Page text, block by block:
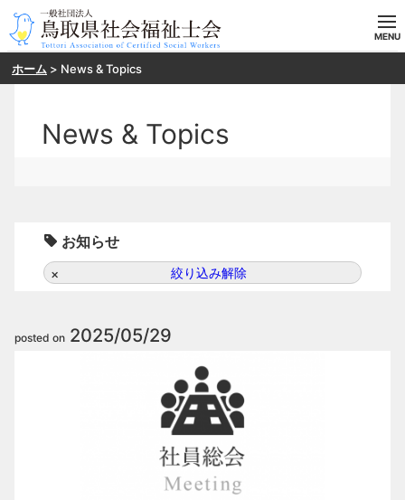
ホーム
当会の概要
研修・SV申し込み
ホーム > News & Topics
News & Topics
お知らせ
絞り込み解除
posted on 2025/05/29